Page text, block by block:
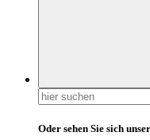
Suchen
nach:
Oder sehen Sie sich